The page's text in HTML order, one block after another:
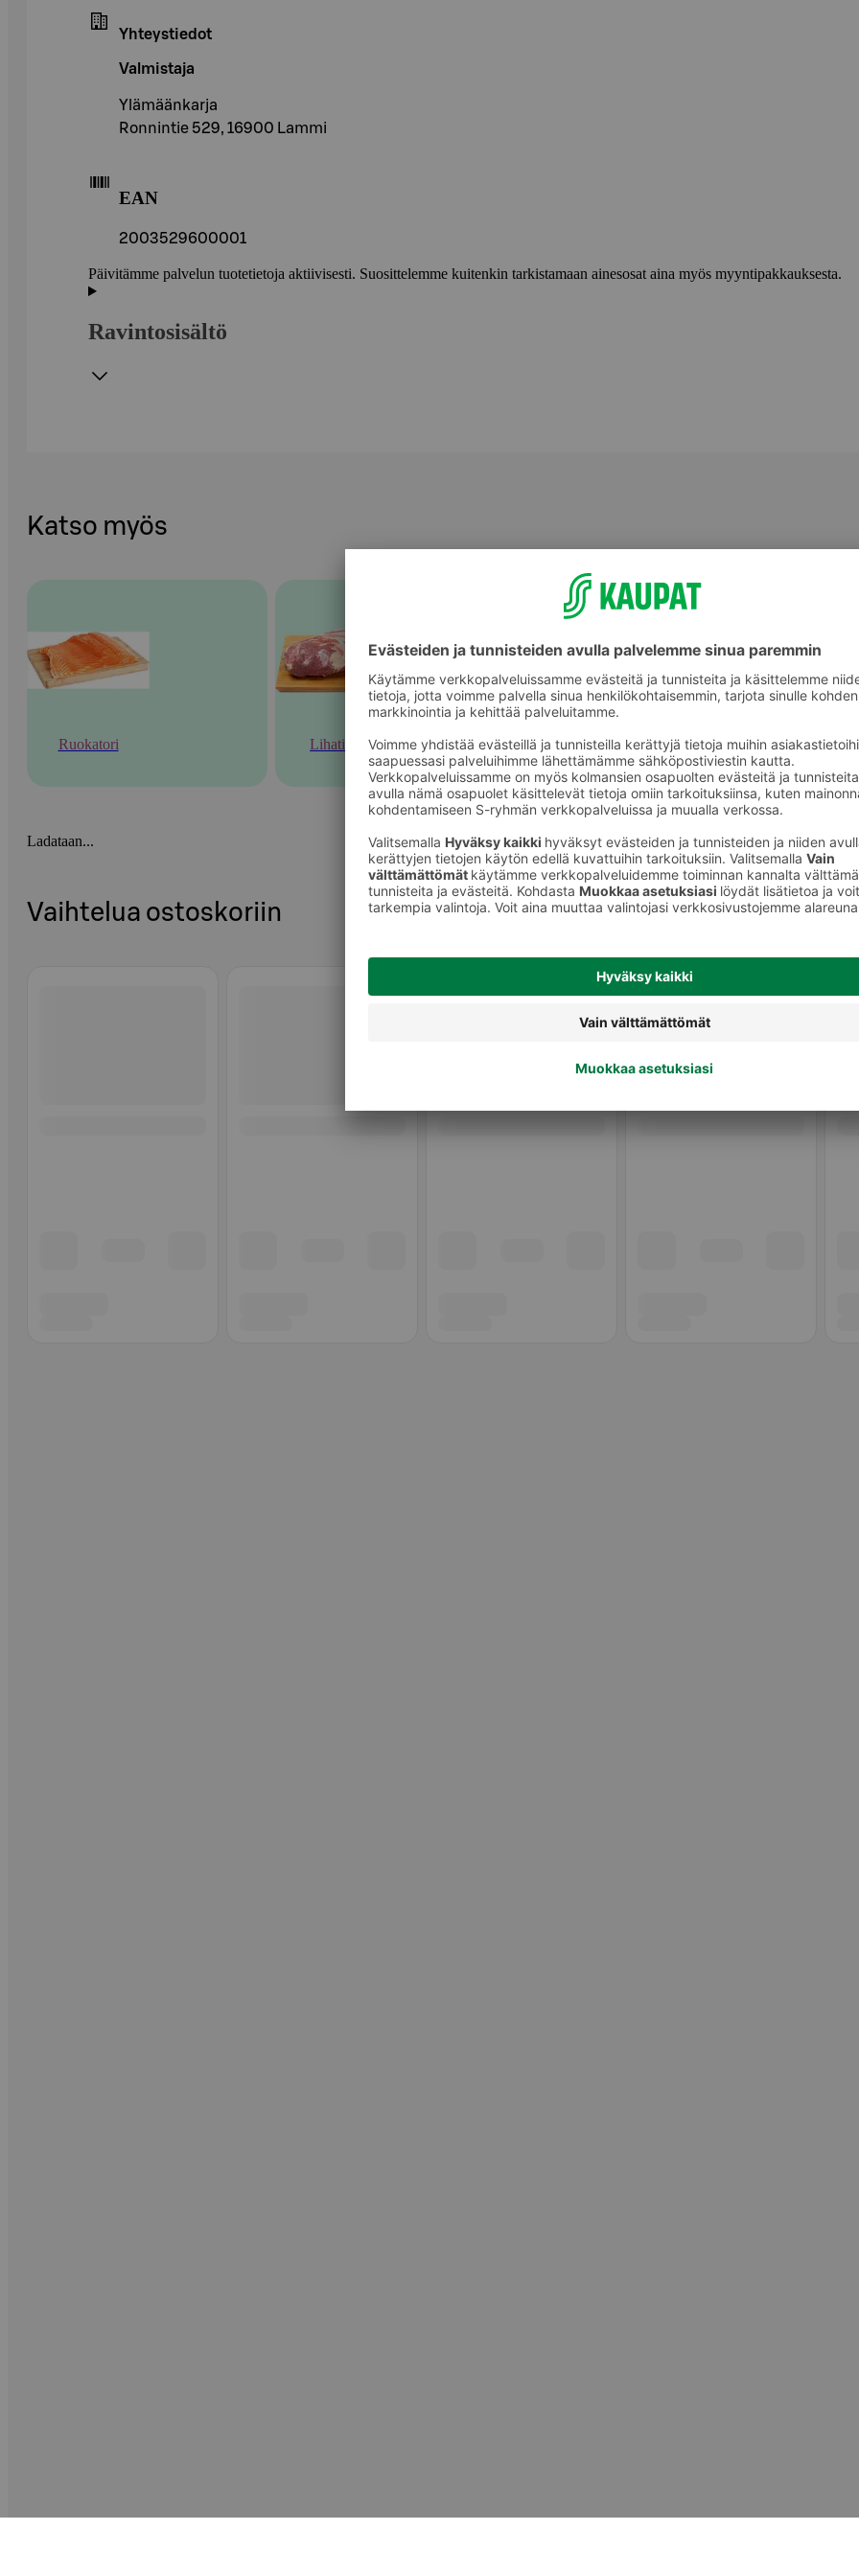
Yhteystiedot
Valmistaja
Ylämäänkarja
Ronnintie 529, 16900 Lammi
EAN
2003529600001
Päivitämme palvelun tuotetietoja aktiivisesti. Suosittelemme kuitenkin tarkistamaan ainesosat aina myös myyntipakkauksesta.
Ravintosisältö
Katso myös
Ruokatori Lihatiski Nauta
Ladataan...
Vaihtelua ostoskoriin